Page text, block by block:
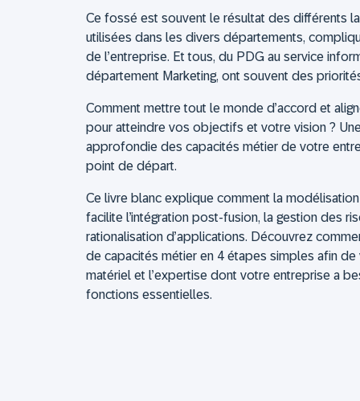
Ce fossé est souvent le résultat des différents
utilisées dans les divers départements,
de l’entreprise. Et tous, du PDG au service
département Marketing, ont souvent des
Comment mettre tout le monde d’accord et
pour atteindre vos objectifs et votre vision ?
approfondie des capacités métier de votre
point de départ.
Ce livre blanc explique comment la
facilite l’intégration post-fusion, la gestion des
rationalisation d’applications. Découvrez
de capacités métier en 4 étapes simples afin de
matériel et l’expertise dont votre entreprise a
fonctions essentielles.